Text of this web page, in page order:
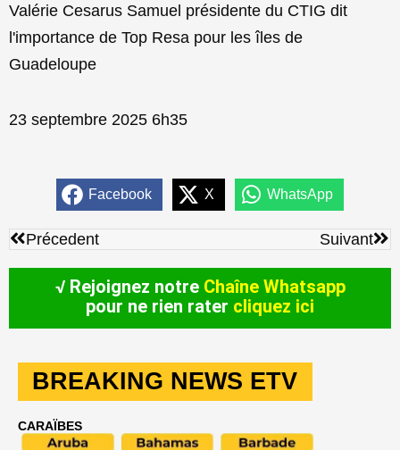
Valérie Cesarus Samuel présidente du CTIG dit
l'importance de Top Resa pour les îles de
Guadeloupe
23 septembre 2025 6h35
Facebook X WhatsApp
Précédent
Précedent Suivant
√ Rejoignez notre Chaîne Whatsapp
pour ne rien rater cliquez ici
BREAKING NEWS ETV
CARAÏBES